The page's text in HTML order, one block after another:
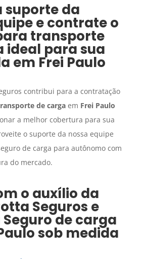
suporte da
e contrate o
transporte
ideal para sua
em Frei Paulo
contribui para a contratação
de cargaem Frei Paulo
a melhor cobertura para sua
o suporte da nossa equipe
de carga para autônomo com
do mercado.
o auxílio da
Seguros e
Seguro de carga
sob medida